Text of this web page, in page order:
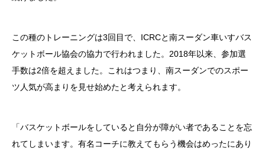
この種のトレーニングは3回目で、ICRCと南スーダン車いすバス
ケットボール協会の協力で行われました。2018年以来、参加選
手数は2倍を超えました。これはつまり、南スーダンでのスポー
ツ人気が高まりを見せ始めたと考えられます。
「バスケットボールをしていると自分が障がい者であることを忘
れてしまいます。有名コーチに教えてもらう機会はめったにあり